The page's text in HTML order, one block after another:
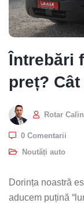
Întrebări
preț?
Rotar Calin
0 Comentarii
Noutăți auto
Dorința noastră
aducem puțină